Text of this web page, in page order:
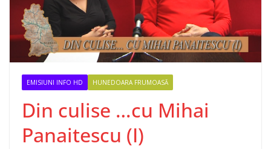
EMISIUNI INFO HD HUNEDOARA FRUMOASĂ
Din culise …cu Mihai
Panaitescu (I)